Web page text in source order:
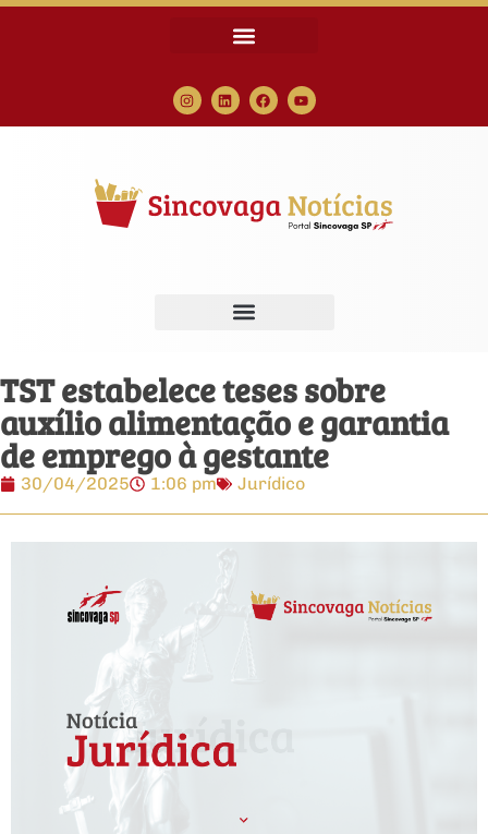
TST estabelece teses sobre
auxílio alimentação e garantia
de emprego à gestante
30/04/2025 1:06 pm Jurídico